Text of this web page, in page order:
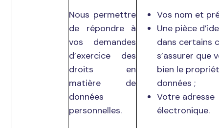
Nous permettre
de répondre à
vos demandes
d’exercice des
droits en
matière de
données
personnelles.
Vos nom et
Une pièce
dans certains
s’assurer que
bien le
données ;
Votre adresse
électronique.